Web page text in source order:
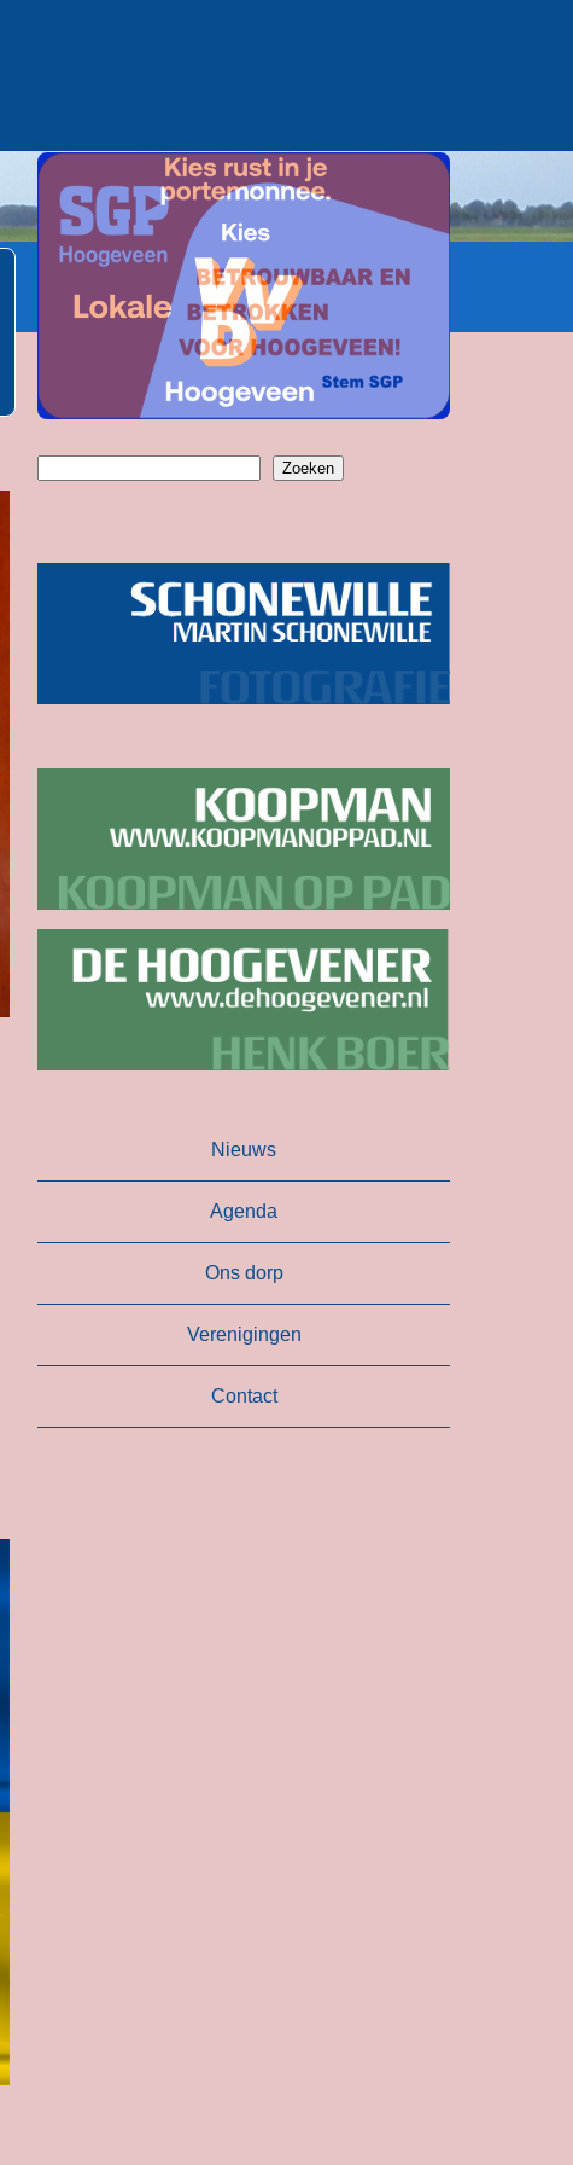
Zoeken
Nieuws
Agenda
Ons dorp
Verenigingen
Contact